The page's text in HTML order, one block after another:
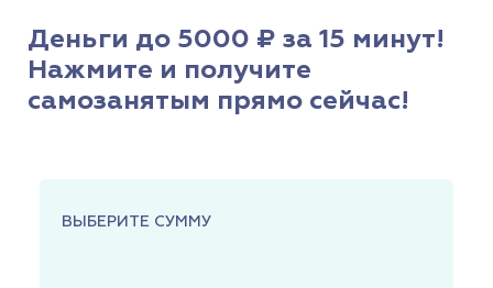
Деньги до 5000 ₽ за 15 минут!
Нажмите и получите
самозанятым прямо сейчас!
ВЫБЕРИТЕ СУММУ